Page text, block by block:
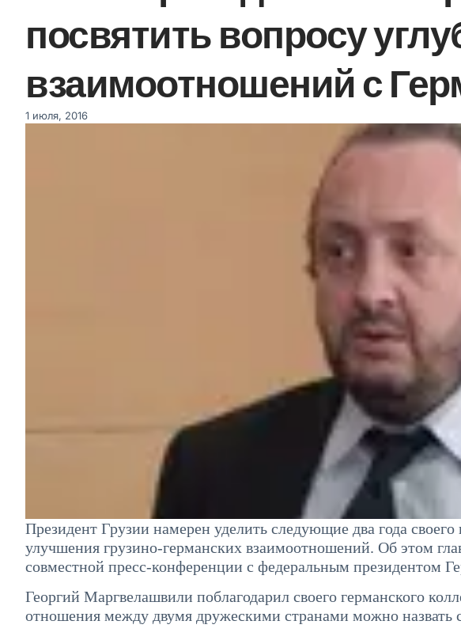
посвятить вопросу
взаимоотношений с
1 июля, 2016
Президент Грузии намерен уделить следующие два года своего
улучшения грузино-германских взаимоотношений. Об этом
совместной пресс-конференции с федеральным президентом
Георгий Маргвелашвили поблагодарил своего германского
отношения между двумя дружескими странами можно назвать